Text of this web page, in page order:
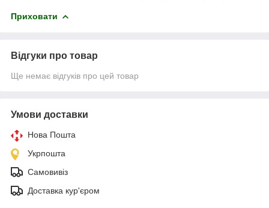
Приховати
Відгуки про товар
Ще немає відгуків про цей товар
Умови доставки
Нова Пошта
Укрпошта
Самовивіз
Доставка кур'єром